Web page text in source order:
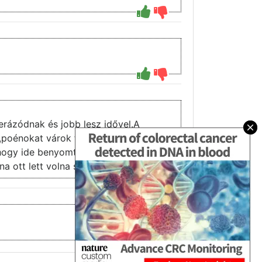
3
és jobb lesz idővel.A
várok tőle benne sokkal
ide benyomták.Remélem majd
ott lett volna sztori a javából.